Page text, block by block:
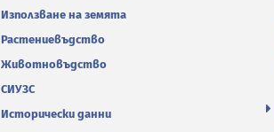
Използване на земята
Растениевъдство
Животновъдство
СИУЗС
Исторически данни